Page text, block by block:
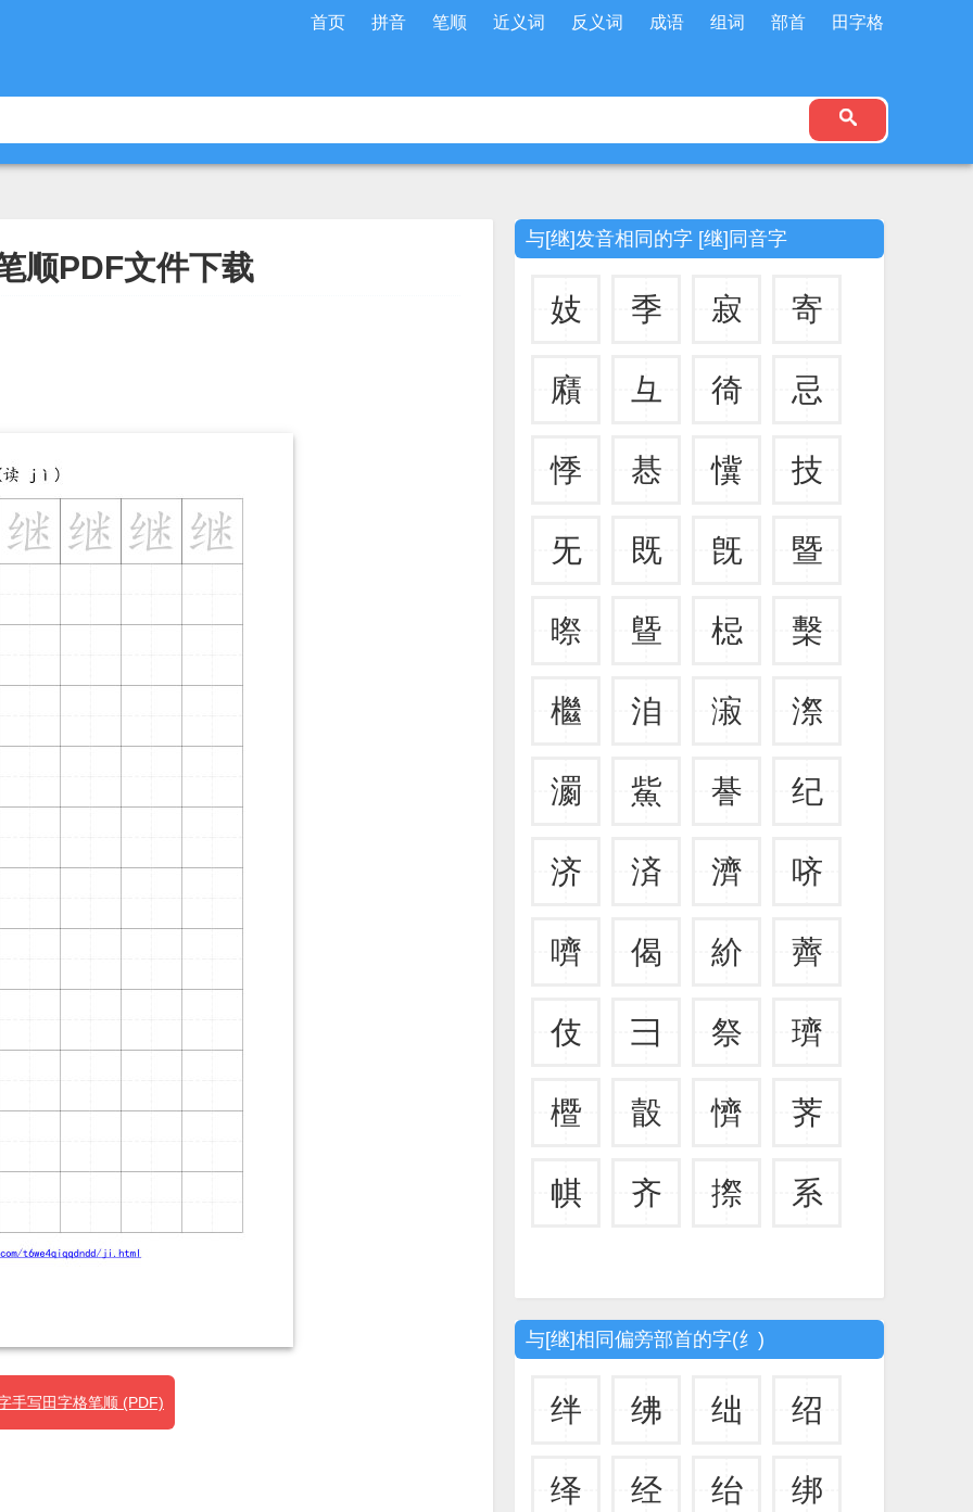
首页 拼音 笔顺 近义词 反义词 成语 组词 部首 田字格
顺PDF文件下载
手写田字格笔顺 (PDF)
与[继]发音相同的字 [继]同音字
妓 季 寂 寄
廭 彑 徛 忌
悸 惎 懻 技
旡 既 旣 暨
暩 曁 梞 檕
檵 洎 漃 漈
瀱 鮆 諅 纪
济 済 濟 哜
嚌 偈 紒 薺
伎 彐 祭 璾
櫭 瞉 懠 荠
帺 齐 摖 系
与[继]相同偏旁部首的字(纟)
绊 绋 绌 绍
绎 经 绐 绑